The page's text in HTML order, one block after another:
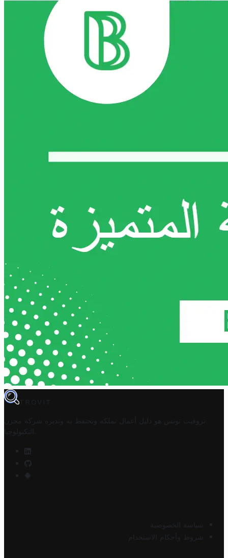
TROVIT
تروفيت تونس هو دليل أعمال تملكه وتحتفظ به وتديره
شركة مخزن
التكنولوجيا
سياسة الخصوصية
شروط وأحكام الاستخدام